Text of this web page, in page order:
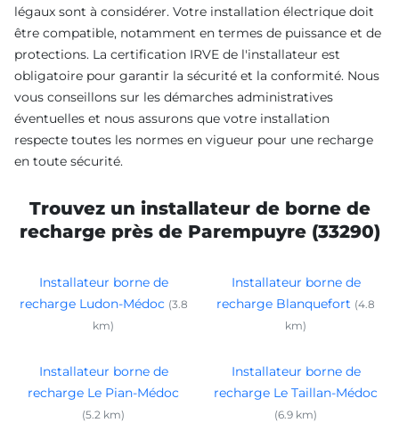
légaux sont à considérer. Votre installation électrique doit
être compatible, notamment en termes de puissance et de
protections. La certification IRVE de l'installateur est
obligatoire pour garantir la sécurité et la conformité. Nous
vous conseillons sur les démarches administratives
éventuelles et nous assurons que votre installation
respecte toutes les normes en vigueur pour une recharge
en toute sécurité.
Trouvez un installateur de borne de
recharge près de Parempuyre (33290)
Installateur borne de
recharge Ludon-Médoc (3.8
km)
Installateur borne de
recharge Blanquefort (4.8
km)
Installateur borne de
recharge Le Pian-Médoc
(5.2 km)
Installateur borne de
recharge Le Taillan-Médoc
(6.9 km)